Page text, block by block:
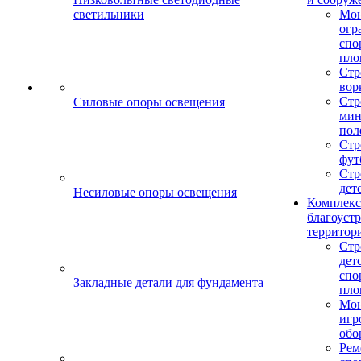
светильники
Силовые опоры освещения
Несиловые опоры освещения
Закладные детали для фундамента